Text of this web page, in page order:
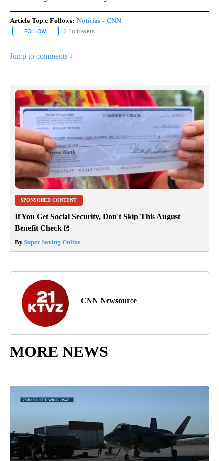
Article Topic Follows: Noticias - CNN
FOLLOW FOLLOW "NOTICIAS - CNN" TO RECEIVE NOTIFICATIONS ABOUT
2 Followers
Jump to comments ↓
SPONSORED CONTENT
If You Get Social Security, Don't Skip This August
Benefit Check
By Super Saving Online
CNN Newsource
MORE NEWS